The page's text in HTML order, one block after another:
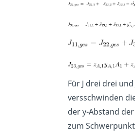
Für J drei drei
versschwinden
der y-Abstand
zum